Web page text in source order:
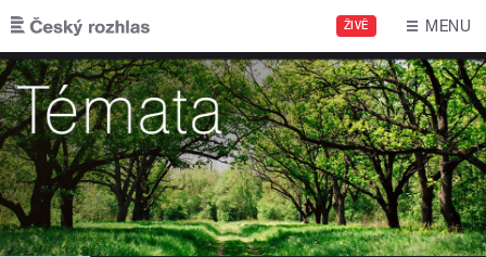
Přejít k hlavnímu obsahu
ŽIVĚ MENU